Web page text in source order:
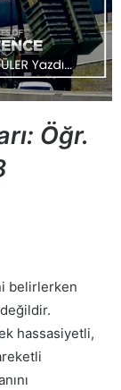
Öğr.
belirlerken
hassasiyetli,